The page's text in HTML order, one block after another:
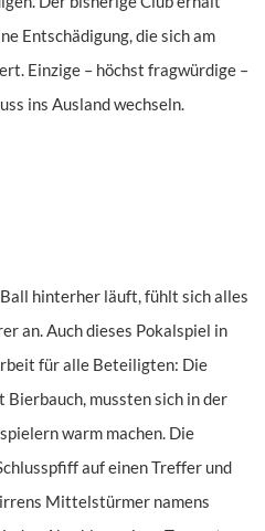
Entschädigung, die sich am
Einzige – höchst fragwürdige –
ins Ausland wechseln.
hinterher läuft, fühlt sich alles
an. Auch dieses Pokalspiel in
für alle Beteiligten: Die
mussten sich in der
warm machen. Die
auf einen Treffer und
Mittelstürmer namens